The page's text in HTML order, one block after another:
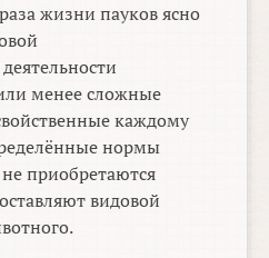
жизни пауков ясно
менее сложные
каждому
нормы
приобретаются
видовой